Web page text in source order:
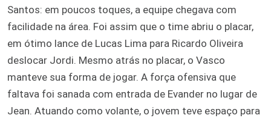
Santos: em poucos toques, a equipe chegava com
facilidade na área. Foi assim que o time abriu o placar,
em ótimo lance de Lucas Lima para Ricardo Oliveira
deslocar Jordi. Mesmo atrás no placar, o Vasco
manteve sua forma de jogar. A força ofensiva que
faltava foi sanada com entrada de Evander no lugar de
Jean. Atuando como volante, o jovem teve espaço para